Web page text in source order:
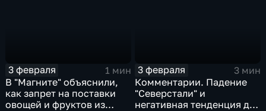
3 февраля
1 мин
В "Магните" объяснили,
как запрет на поставки
овощей и фруктов из
3 февраля
3 мин
Комментарии. Падение
"Северстали" и
негативная тенденция для